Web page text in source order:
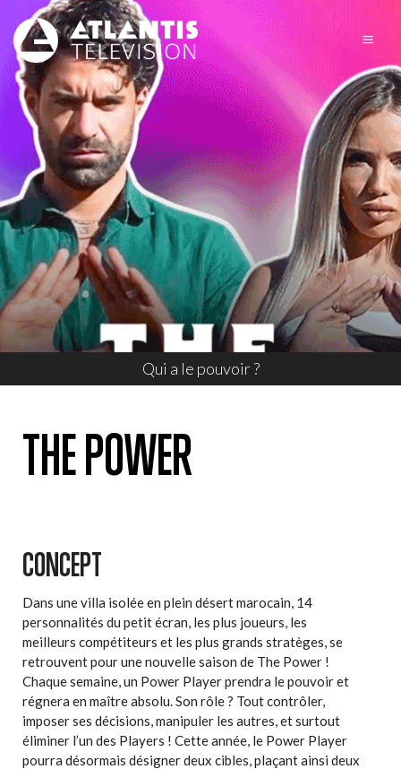
Qui a le pouvoir ?
THE POWER
CONCEPT
Dans une villa isolée en plein désert marocain, 14
personnalités du petit écran, les plus joueurs, les
meilleurs compétiteurs et les plus grands stratèges, se
retrouvent pour une nouvelle saison de The Power !
Chaque semaine, un Power Player prendra le pouvoir et
régnera en maître absolu. Son rôle ? Tout contrôler,
imposer ses décisions, manipuler les autres, et surtout
éliminer l’un des Players ! Cette année, le Power Player
pourra désormais désigner deux cibles, plaçant ainsi deux